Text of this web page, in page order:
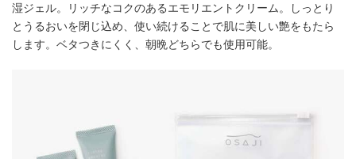
湿ジェル。リッチなコクのあるエモリエントクリーム。しっとり
とうるおいを閉じ込め、使い続けることで肌に美しい艶をもたら
します。ベタつきにくく、朝晩どちらでも使用可能。